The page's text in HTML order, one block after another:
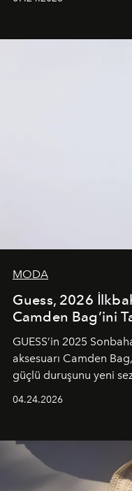
unsurlarından biri
MODA
Guess, 2026
Camden Bag’ini
GUESS’in 2025
aksesuarı Camden
güçlü duruşunu yeni
04.24.2026